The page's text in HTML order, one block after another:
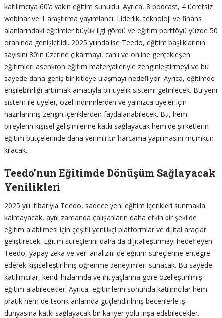
katılımcıya 60’a yakın eğitim sunuldu. Ayrıca, 8 podcast, 4 ücretsiz
webinar ve 1 araştırma yayımlandı. Liderlik, teknoloji ve finans
alanlarındaki eğitimler büyük ilgi gördü ve eğitim portföyü yüzde 50
oranında genişletildi. 2025 yılında ise Teedo, eğitim başlıklarının
sayısını 80’in üzerine çıkarmayı, canlı ve online gerçekleşen
eğitimleri asenkron eğitim materyalleriyle zenginleştirmeyi ve bu
sayede daha geniş bir kitleye ulaşmayı hedefliyor. Ayrıca, eğitimde
erişilebilirliği artırmak amacıyla bir üyelik sistemi getirilecek. Bu yeni
sistem ile üyeler, özel indirimlerden ve yalnızca üyeler için
hazırlanmış zengin içeriklerden faydalanabilecek. Bu, hem
bireylerin kişisel gelişimlerine katkı sağlayacak hem de şirketlerin
eğitim bütçelerinde daha verimli bir harcama yapılmasını mümkün
kılacak.
Teedo’nun Eğitimde Dönüşüm Sağlayacak
Yenilikleri
2025 yılı itibarıyla Teedo, sadece yeni eğitim içerikleri sunmakla
kalmayacak, aynı zamanda çalışanların daha etkin bir şekilde
eğitim alabilmesi için çeşitli yenilikçi platformlar ve dijital araçlar
geliştirecek. Eğitim süreçlerini daha da dijitalleştirmeyi hedefleyen
Teedo, yapay zeka ve veri analizini de eğitim süreçlerine entegre
ederek kişiselleştirilmiş öğrenme deneyimleri sunacak. Bu sayede
katılımcılar, kendi hızlarında ve ihtiyaçlarına göre özelleştirilmiş
eğitim alabilecekler. Ayrıca, eğitimlerin sonunda katılımcılar hem
pratik hem de teorik anlamda güçlendirilmiş becerilerle iş
dünyasına katkı sağlayacak bir kariyer yolu inşa edebilecekler.